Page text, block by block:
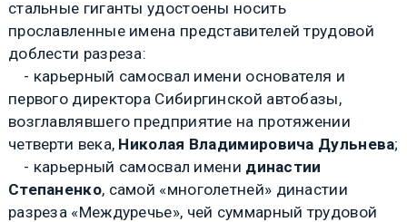
стальные гиганты удостоены носить
прославленные имена представителей трудовой
доблести разреза:
- карьерный самосвал имени основателя и
первого директора Сибиргинской автобазы,
возглавлявшего предприятие на протяжении
четверти века, Николая Владимировича Дульнева;
- карьерный самосвал имени династии
Степаненко, самой «многолетней» династии
разреза «Междуречье», чей суммарный трудовой